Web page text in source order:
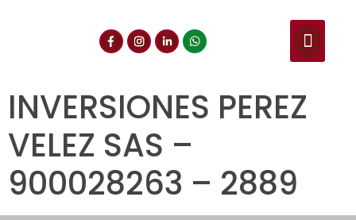
INVERSIONES PEREZ
VELEZ SAS –
900028263 – 2889